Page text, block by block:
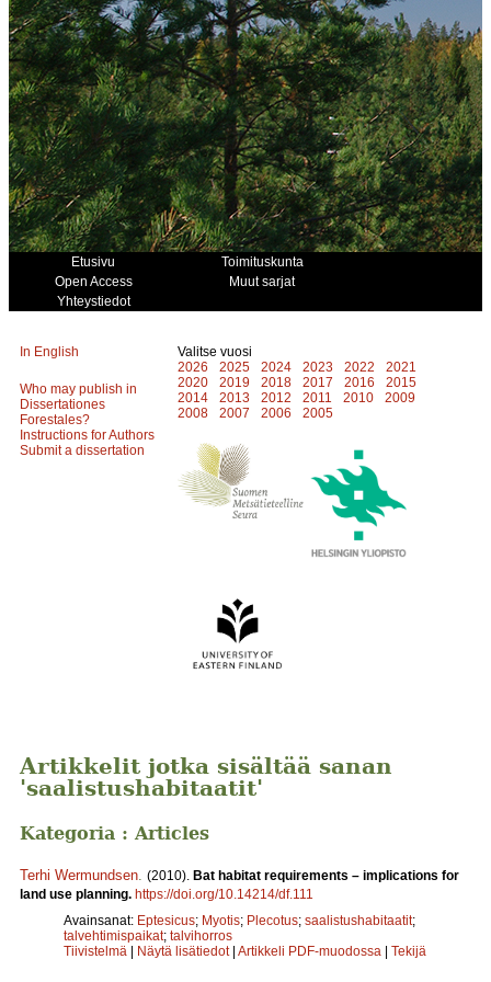
Etusivu
Toimituskunta
Open Access
Muut sarjat
Yhteystiedot
In English
Who may publish in
Dissertationes
Forestales?
Instructions for Authors
Submit a dissertation
Valitse vuosi
2026
2025 2024 2023 2022
2021
2020
2019 2018 2017 2016
2015
2014
2013 2012 2011 2010
2009
2008
2007 2006 2005
Artikkelit jotka sisältää sanan
'saalistushabitaatit'
Kategoria : Articles
Terhi Wermundsen (2010). Bat habitat requirements – implications for
land use planning. https://doi.org/10.14214/df.111
Avainsanat: Eptesicus; Myotis; Plecotus; saalistushabitaatit;
talvehtimispaikat; talvihorros
Tiivistelmä | Näytä lisätiedot | Artikkeli PDF-muodossa | Tekijä